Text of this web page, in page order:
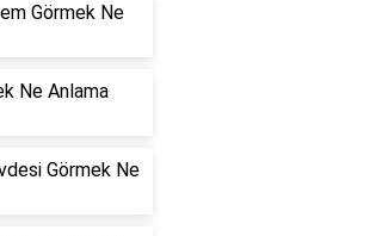
Görmek Ne
Ne Anlama
Görmek Ne